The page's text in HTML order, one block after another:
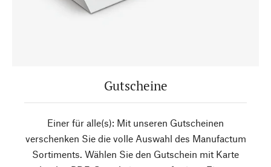
Gutscheine
Einer für alle(s): Mit unseren Gutscheinen
verschenken Sie die volle Auswahl des Manufactum
Sortiments. Wählen Sie den Gutschein mit Karte